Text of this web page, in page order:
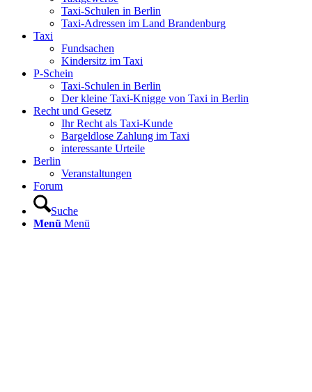
Taxi-Schulen in Berlin
Taxi-Adressen im Land Brandenburg
Taxi
Fundsachen
Kindersitz im Taxi
P-Schein
Taxi-Schulen in Berlin
Der kleine Taxi-Knigge von Taxi in Berlin
Recht und Gesetz
Ihr Recht als Taxi-Kunde
Bargeldlose Zahlung im Taxi
interessante Urteile
Berlin
Veranstaltungen
Forum
Suche
Menü Menü